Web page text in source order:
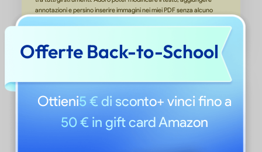
Offerte Back-to-School
Ottieni5 € di sconto+ vinci fino a
50 € in gift card Amazon